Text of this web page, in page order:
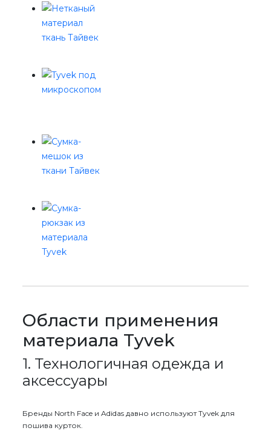
Области применения
материала Tyvek
1. Технологичная одежда и
аксессуары
Бренды North Face и Adidas давно используют Tyvek для
пошива курток.